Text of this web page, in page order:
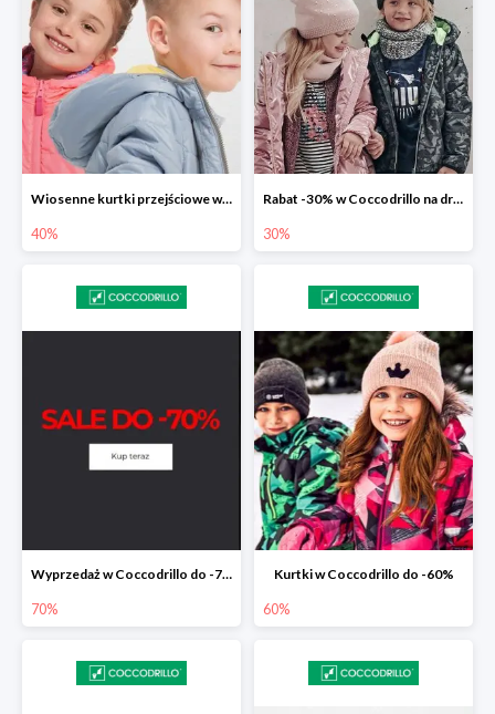
Wiosenne kurtki przejściowe w Coccodrillo do -40%
40%
Rabat -30% w Coccodrillo na drugi produkt
30%
Wyprzedaż w Coccodrillo do -70%
70%
Kurtki w Coccodrillo do -60%
60%